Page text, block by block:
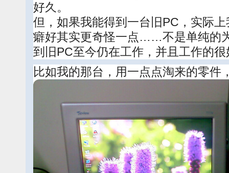
好久。
但，如果我能得到一台旧PC，实际
癖好其实更奇怪一点……不是单纯的
到旧PC至今仍在工作，并且工作的
比如我的那台，用一点点淘来的零件